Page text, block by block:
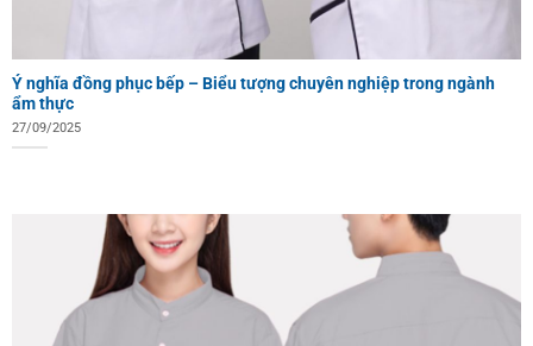
Ý nghĩa đồng phục bếp – Biểu tượng chuyên nghiệp trong ngành
ẩm thực
27/09/2025